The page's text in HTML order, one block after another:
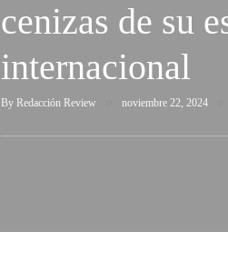
cenizas de su
internacional
By Redacción Review noviembre 22, 2024